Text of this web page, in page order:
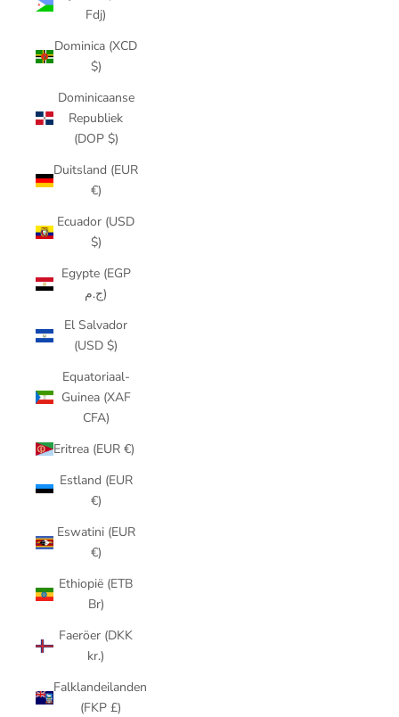
Fdj)
Dominica (XCD
$)
Dominicaanse
Republiek
(DOP $)
Duitsland (EUR
€)
Ecuador (USD
$)
Egypte (EGP
ج.م)
El Salvador
(USD $)
Equatoriaal-
Guinea (XAF
CFA)
Eritrea (EUR €)
Estland (EUR
€)
Eswatini (EUR
€)
Ethiopië (ETB
Br)
Faeröer (DKK
kr.)
Falklandeilanden
(FKP £)